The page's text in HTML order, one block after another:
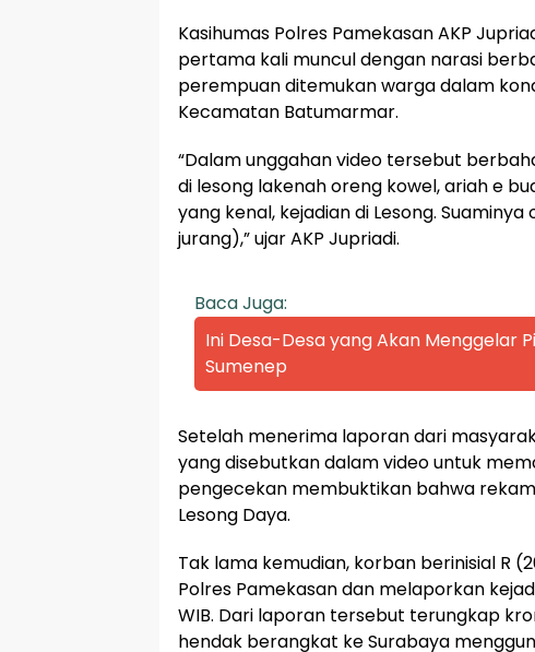
Kasihumas Polres Pamekasan AKP
pertama kali muncul dengan narasi
perempuan ditemukan warga dalam
Kecamatan Batumarmar.
“Dalam unggahan video tersebut
di lesong lakenah oreng kowel, ariah e
yang kenal, kejadian di Lesong.
jurang),” ujar AKP Jupriadi.
Baca Juga:
Ini Desa-Desa yang Akan Menggelar
Sumenep
Setelah menerima laporan dari
yang disebutkan dalam video untuk
pengecekan membuktikan bahwa
Lesong Daya.
Tak lama kemudian, korban berinisial R
Polres Pamekasan dan melaporkan
WIB. Dari laporan tersebut terungkap
hendak berangkat ke Surabaya